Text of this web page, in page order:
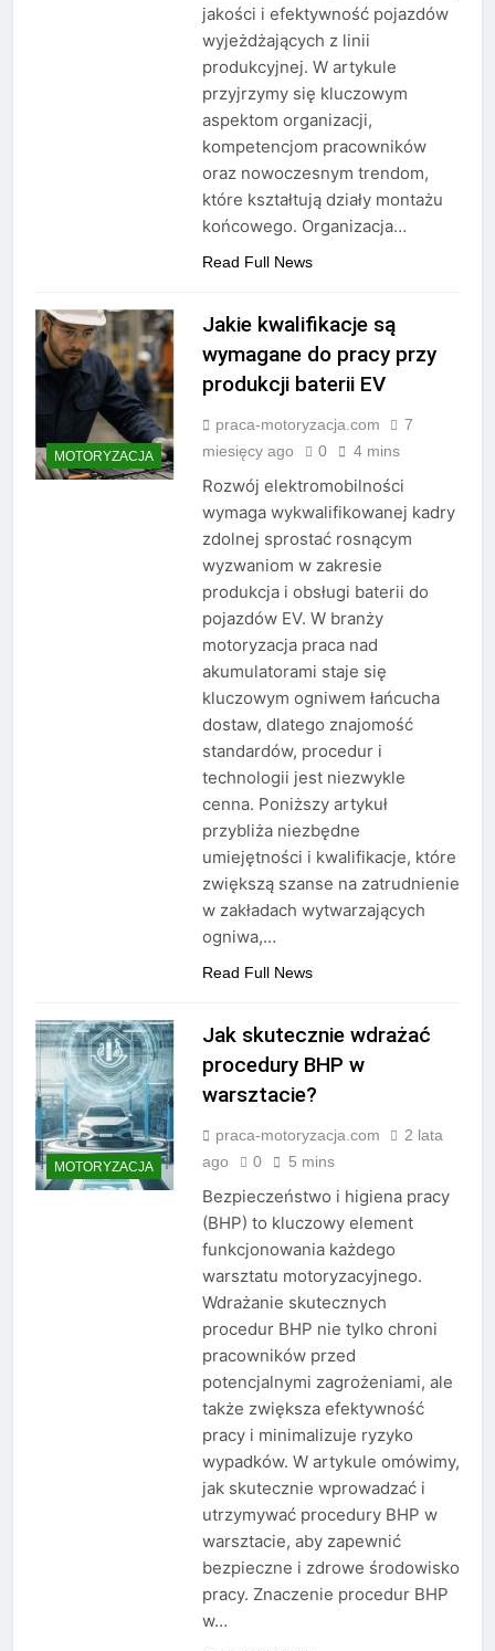
jakości i efektywność pojazdów
wyjeżdżających z linii
produkcyjnej. W artykule
przyjrzymy się kluczowym
aspektom organizacji,
kompetencjom pracowników
oraz nowoczesnym trendom,
które kształtują działy montażu
końcowego. Organizacja…
Read Full News
MOTORYZACJA
Jakie kwalifikacje są
wymagane do pracy przy
produkcji baterii EV
praca-motoryzacja.com
7
miesięcy ago
0 4 mins
Rozwój elektromobilności
wymaga wykwalifikowanej kadry
zdolnej sprostać rosnącym
wyzwaniom w zakresie
produkcja i obsługi baterii do
pojazdów EV. W branży
motoryzacja praca nad
akumulatorami staje się
kluczowym ogniwem łańcucha
dostaw, dlatego znajomość
standardów, procedur i
technologii jest niezwykle
cenna. Poniższy artykuł
przybliża niezbędne
umiejętności i kwalifikacje, które
zwiększą szanse na zatrudnienie
w zakładach wytwarzających
ogniwa,…
Read Full News
MOTORYZACJA
Jak skutecznie wdrażać
procedury BHP w
warsztacie?
praca-motoryzacja.com
2 lata
ago
0 5 mins
Bezpieczeństwo i higiena pracy
(BHP) to kluczowy element
funkcjonowania każdego
warsztatu motoryzacyjnego.
Wdrażanie skutecznych
procedur BHP nie tylko chroni
pracowników przed
potencjalnymi zagrożeniami, ale
także zwiększa efektywność
pracy i minimalizuje ryzyko
wypadków. W artykule omówimy,
jak skutecznie wprowadzać i
utrzymywać procedury BHP w
warsztacie, aby zapewnić
bezpieczne i zdrowe środowisko
pracy. Znaczenie procedur BHP
w…